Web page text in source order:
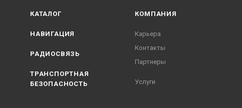
КАТАЛОГ
НАВИГАЦИЯ
РАДИОСВЯЗЬ
ТРАНСПОРТНАЯ
БЕЗОПАСНОСТЬ
КОМПАНИЯ
Карьера
Контакты
Партнеры
Услуги